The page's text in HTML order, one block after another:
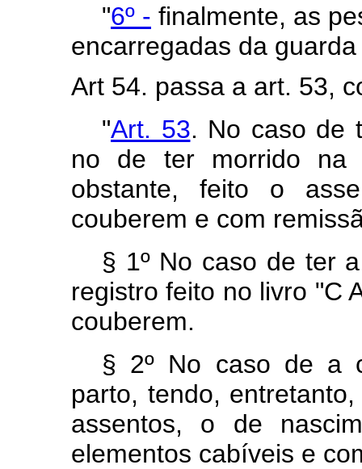
"6º - finalmente, as
encarregadas da
Art 54. passa a art. 53,
"Art. 53. No caso de
no de ter morrido na
obstante, feito o
couberem e com
§ 1º No caso de ter
registro feito no livro "C
couberem.
§ 2º No caso de a
parto, tendo,
assentos, o de
elementos cabíveis e